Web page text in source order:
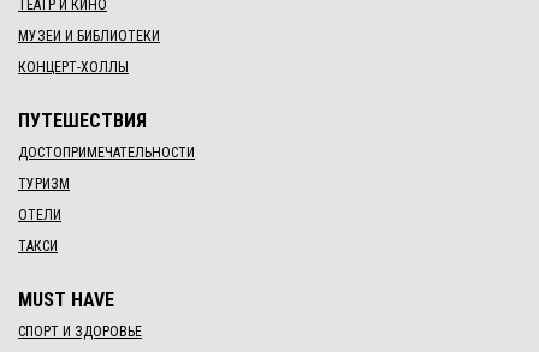
ТЕАТР И КИНО
МУЗЕИ И БИБЛИОТЕКИ
КОНЦЕРТ-ХОЛЛЫ
ПУТЕШЕСТВИЯ
ДОСТОПРИМЕЧАТЕЛЬНОСТИ
ТУРИЗМ
ОТЕЛИ
ТАКСИ
MUST HAVE
СПОРТ И ЗДОРОВЬЕ